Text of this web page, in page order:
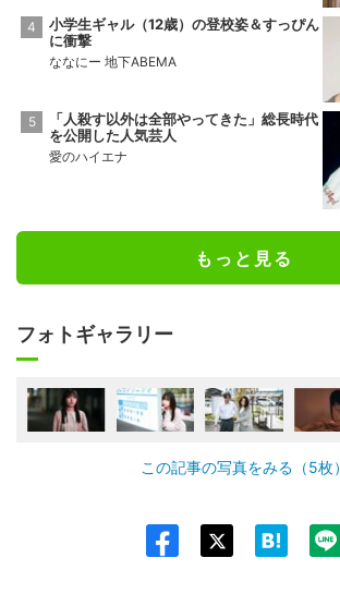
小学生ギャル（12歳）の登校姿＆すっぴん
に衝撃
ななにー 地下ABEMA
「人殺す以外は全部やってきた」総長時代
を公開した人気芸人
愛のハイエナ
もっと見る
フォトギャラリー
この記事の写真をみる（5枚）